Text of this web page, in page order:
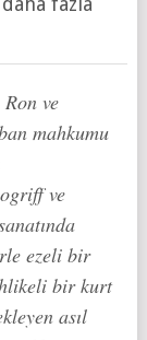
ve
mahkumu
ve
ezeli bir
bir kurt
asıl